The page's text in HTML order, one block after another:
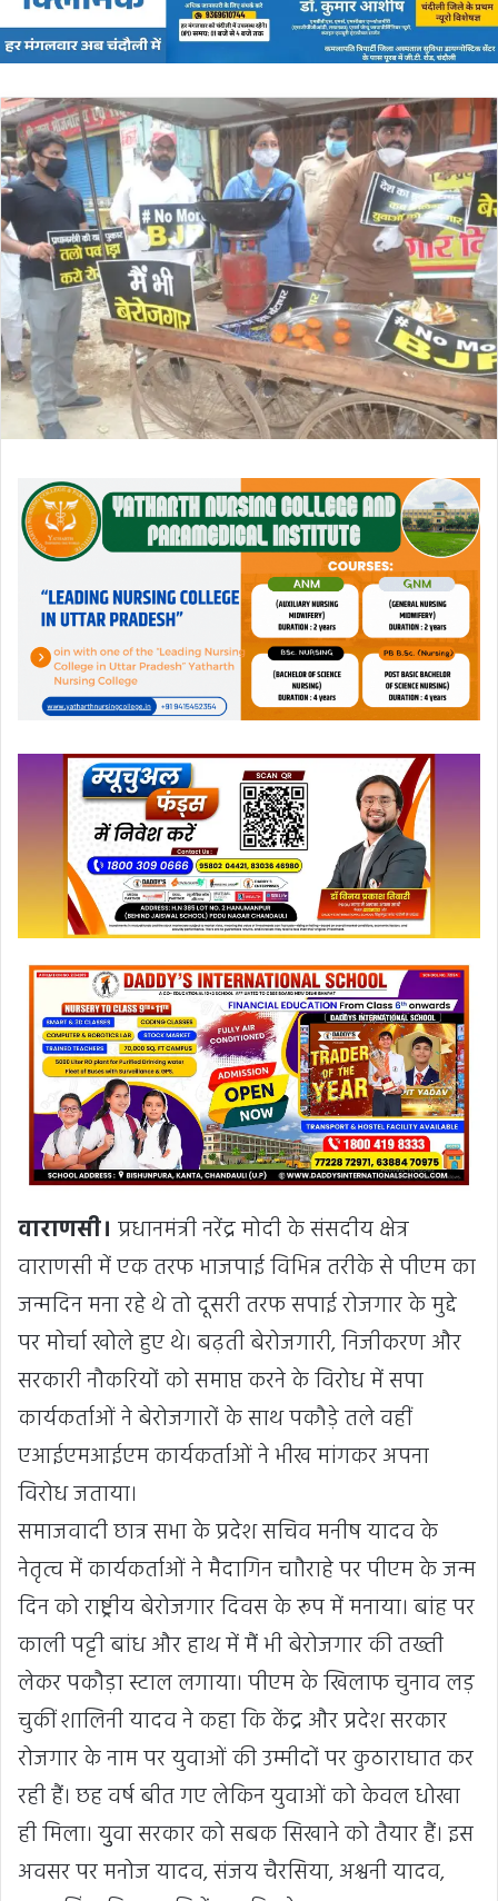
वाराणसी। प्रधानमंत्री नरेंद्र मोदी के संसदीय क्षेत्र
वाराणसी में एक तरफ भाजपाई विभिन्न तरीके से पीएम का
जन्मदिन मना रहे थे तो दूसरी तरफ सपाई रोजगार के मुद्दे
पर मोर्चा खोले हुए थे। बढ़ती बेरोजगारी, निजीकरण और
सरकारी नौकरियों को समाप्त करने के विरोध में सपा
कार्यकर्ताओं ने बेरोजगारों के साथ पकौड़े तले वहीं
एआईएमआईएम कार्यकर्ताओं ने भीख मांगकर अपना
विरोध जताया।
समाजवादी छात्र सभा के प्रदेश सचिव मनीष यादव के
नेतृत्व में कार्यकर्ताओं ने मैदागिन चाौराहे पर पीएम के जन्म
दिन को राष्ट्रीय बेरोजगार दिवस के रूप में मनाया। बांह पर
काली पट्टी बांध और हाथ में मैं भी बेरोजगार की तख्ती
लेकर पकौड़ा स्टाल लगाया। पीएम के खिलाफ चुनाव लड़
चुकीं शालिनी यादव ने कहा कि केंद्र और प्रदेश सरकार
रोजगार के नाम पर युवाओं की उम्मीदों पर कुठाराघात कर
रही हैं। छह वर्ष बीत गए लेकिन युवाओं को केवल धोखा
ही मिला। युुवा सरकार को सबक सिखाने को तैयार हैं। इस
अवसर पर मनोज यादव, संजय चैरसिया, अश्वनी यादव,